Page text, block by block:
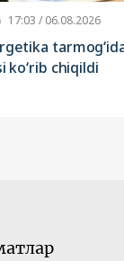
17:03 / 06.08.2026
ko‘rib chiqildi